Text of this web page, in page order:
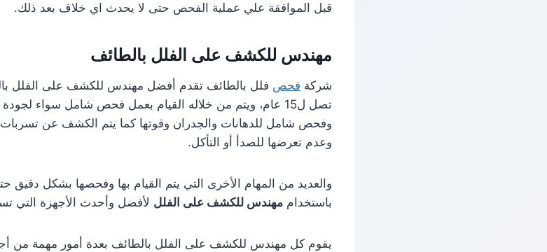
قبل الموافقة علي عملية الفحص حتى لا يحدث اي خلاف بعد ذلك.
مهندس للكشف على الفلل بالطائف
شركة فحص فلل بالطائف تقدم أفضل مهندس للكشف على الفلل
تصل ل15 عام، ويتم من خلاله القيام بعمل فحص شامل سواء لجودة
وفحص شامل للدهانات والجدران وقوتها كما يتم الكشف عن تسربات
وعدم تعرضها للصدأ أو التأكل.
والعديد من المهام الأخرى التي يتم القيام بها وفحصها بشكل دقيق
باستخدام مهندس للكشف على الفلل لأفضل وأحدث الأجهزة التي
يقوم كل مهندس للكشف على الفلل بالطائف بعدة أمور مهمة من